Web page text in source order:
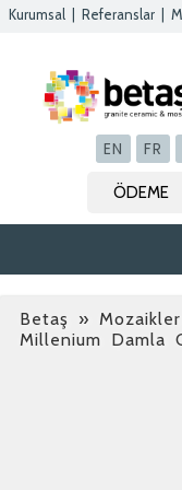
Kurumsal Referanslar
EN FR
ÖDEME
Betaş »
Millenium Damla